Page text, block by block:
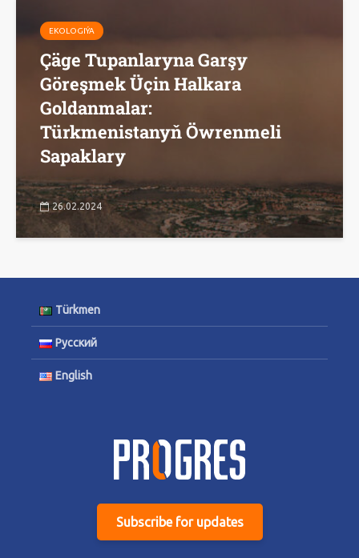
EKOLOGIÝA
Çäge Tupanlaryna Garşy
Göreşmek Üçin Halkara
Goldanmalar:
Türkmenistanyň Öwrenmeli
Sapaklary
26.02.2024
Türkmen
Русский
English
Subscribe for updates